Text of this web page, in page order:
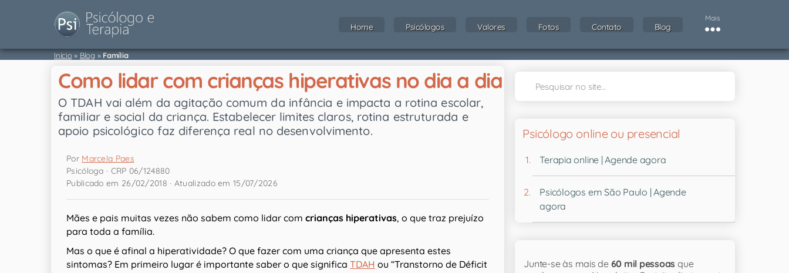
Home Psicólogos Valores Fotos Contato Blog
Mais
Início» Blog» Família
Como lidar com crianças hiperativas no dia a dia
O TDAH vai além da agitação comum da infância e impacta a rotina escolar,
familiar e social da criança. Estabelecer limites claros, rotina estruturada e
apoio psicológico faz diferença real no desenvolvimento.
Por Marcela Paes
Psicóloga · CRP 06/124880
Publicado em 26/02/2018 · Atualizado em 15/07/2026
Mães e pais muitas vezes não sabem como lidar com crianças hiperativas, o que traz prejuízo
para toda a família.
Mas o que é afinal a hiperatividade? O que fazer com uma criança que apresenta estes
sintomas? Em primeiro lugar é importante saber o que significa TDAH ou “Transtorno de Déficit
Psicólogo online ou presencial
Terapia online | Agende agora
Psicólogos em São Paulo | Agende
agora
Junte-se às mais de 60 mil pessoas que